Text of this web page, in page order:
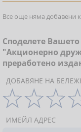
Все още няма добавени
Споделете
"Акционерно
преработено
ДОБАВЯНЕ НА
ИМЕЙЛ АДРЕС